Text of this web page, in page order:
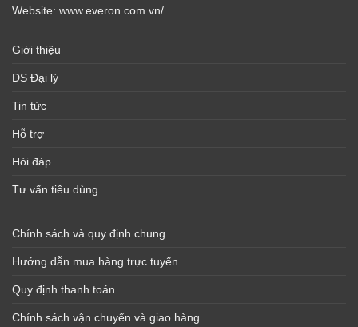
Website: www.everon.com.vn/
Giới thiệu
DS Đại lý
Tin tức
Hỗ trợ
Hỏi đáp
Tư vấn tiêu dùng
Chính sách và quy định chung
Hướng dẫn mua hàng trực tuyến
Quy định thanh toán
Chính sách vận chuyển và giao hàng